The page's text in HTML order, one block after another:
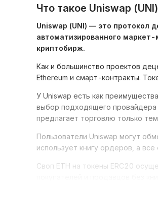
Что такое Uniswap (UNI)
Uniswap (UNI) — это протокол
автоматизированного
криптобирж.
Как и большинство проектов
Ethereum и смарт-контракты.
У Uniswap есть как
выбор подходящего провайдера
предлагает торговлю только
Пользователи Uniswap могут
использует книгу ордеров, а
Своп ETH на токены ERC20